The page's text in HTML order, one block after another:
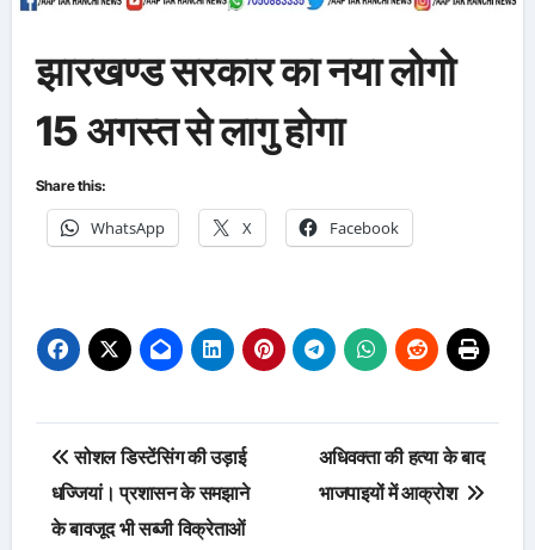
झारखण्ड सरकार का नया लोगो
15 अगस्त से लागु होगा
Share this:
WhatsApp X Facebook
Post
navigation
सोशल डिस्टेंसिंग की उड़ाई
धज्जियां। प्रशासन के समझाने
के बावजूद भी सब्जी विक्रेताओं
अधिवक्ता की हत्या के बाद
भाजपाइयों में आक्रोश